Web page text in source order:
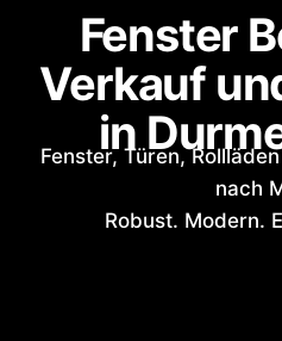
Fenster
Verkauf
in
Fenster, Türen,
nach
Robust. Modern.